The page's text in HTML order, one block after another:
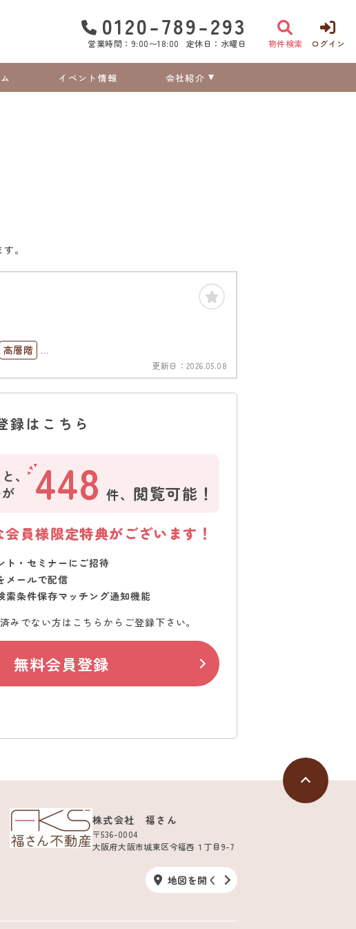
0120-789-293
営業時間：9:00〜18:00 定休日：水曜日 物件検索 ログイン
イベント情報 会社紹介
。
高層階
更新日： 2026.05.08
録はこちら
、 448 件、 閲覧可能！
員様限定特典がございます！
ト・セミナーにご招待
メールで配信
索条件保存マッチング通知機能
みでない方はこちらからご登録下さい。
無料会員登録
株式会社 福さん
〒536-0004
大阪府大阪市城東区今福西１丁目9-7
地図を開く